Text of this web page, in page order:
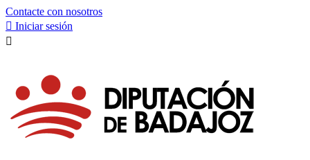
Contacte con nosotros
 Iniciar sesión
